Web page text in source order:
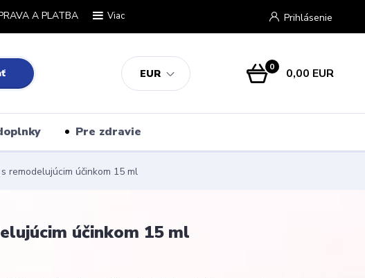
A PLATBA Viac
EUR
Prihlásenie
0 0,00 EUR
Pre zdravie
remodelujúcim účinkom 15 ml
účinkom 15 ml